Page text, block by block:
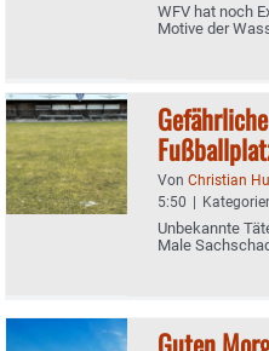
WFV hat noch
Motive der
Von Christian
5:50 |
Unbekannte
Male